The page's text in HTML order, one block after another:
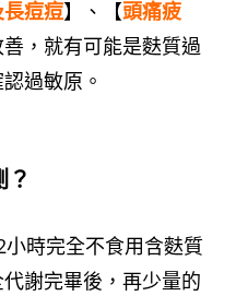
痘痘】、【頭痛疲
，就有可能是麩質過
過敏原。
時完全不食用含麩質
謝完畢後，再少量的